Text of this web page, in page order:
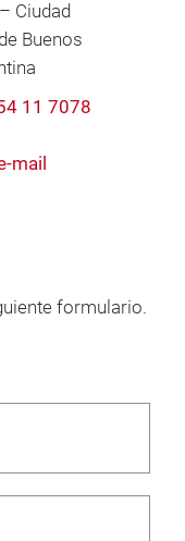
Ciudad
Buenos
11 7078
mail
formulario.